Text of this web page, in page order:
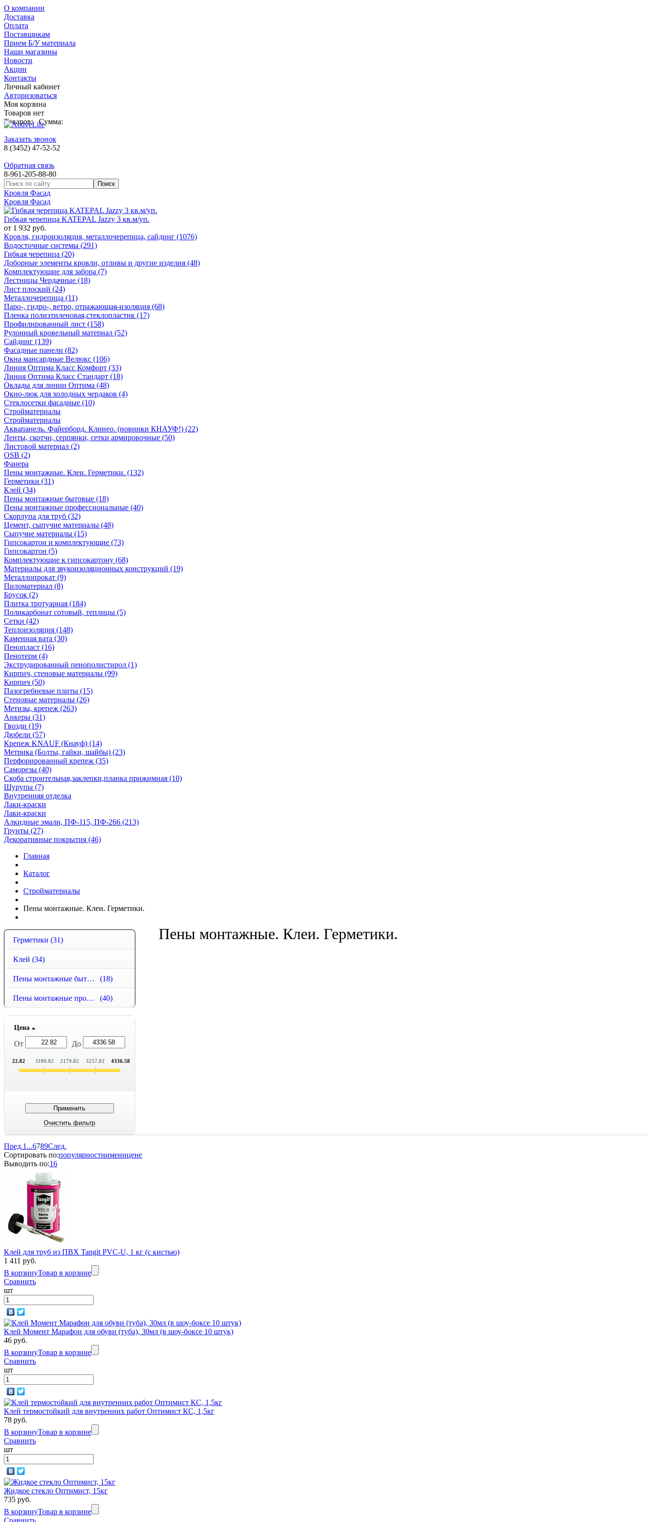
О компании
Доставка
Оплата
Поставщикам
Прием Б/У материала
Наши магазины
Новости
Акции
Контакты
Личный кабинет
Авторизоваться
Моя корзина
Товаров нет
Товаров: Сумма:
Заказать звонок
8 (3452) 47-52-52
Обратная связь
8-961-205-88-80
Кровля Фасад
Кровля Фасад
Гибкая черепица KATEPAL Jazzy 3 кв.м/уп.
от 1 932 руб.
Кровля, гидроизоляция, металлочерепица, сайдинг (1076)
Водосточные системы (291)
Гибкая черепица (20)
Доборные элементы кровли, отливы и другие изделия (48)
Комплектующие для забора (7)
Лестницы Чердачные (18)
Лист плоский (24)
Металлочерепица (11)
Паро-, гидро-, ветро, отражающая-изоляция (68)
Пленка полиэтиленовая,стеклопластик (17)
Профилированный лист (158)
Рулонный кровельный материал (52)
Сайдинг (139)
Фасадные панели (82)
Окна мансардные Велюкс (106)
Линия Оптима Класс Комфорт (33)
Линия Оптима Класс Стандарт (18)
Оклады для линии Оптима (48)
Окно-люк для холодных чердаков (4)
Стеклосетки фасадные (10)
Стройматериалы
Стройматериалы
Аквапанель. Файерборд. Клинео. (новинки КНАУФ!) (22)
Ленты, скотчи, серпянки, сетки армировочные (50)
Листовой материал (2)
OSB (2)
Фанера
Пены монтажные. Клеи. Герметики. (132)
Герметики (31)
Клей (34)
Пены монтажные бытовые (18)
Пены монтажные профессиональные (40)
Скорлупа для труб (32)
Цемент, сыпучие материалы (48)
Сыпучие материалы (15)
Гипсокартон и комплектующие (73)
Гипсокартон (5)
Комплектующие к гипсокартону (68)
Материалы для звукоизоляционных конструкций (19)
Металлопрокат (9)
Пиломатериал (8)
Брусок (2)
Плитка тротуарная (184)
Поликарбонат сотовый, теплицы (5)
Сетки (42)
Теплоизоляция (148)
Каменная вата (30)
Пенопласт (16)
Пенотерм (4)
Экструдированный пенополистирол (1)
Кирпич, стеновые материалы (99)
Кирпич (50)
Пазогребневые плиты (15)
Стеновые материалы (26)
Метизы, крепеж (263)
Анкеры (31)
Гвозди (19)
Дюбели (57)
Крепеж KNAUF (Кнауф) (14)
Метрика (Болты, гайки, шайбы) (23)
Перфорированный крепеж (35)
Саморезы (40)
Скоба строительная,заклепки,планка прижимная (10)
Шурупы (7)
Внутренняя отделка
Лаки-краски
Лаки-краски
Алкидные эмали, ПФ-115, ПФ-266 (213)
Грунты (27)
Декоративные покрытия (46)
Главная
Каталог
Стройматериалы
Пены монтажные. Клеи. Герметики.
Герметики (31)
Клей (34)
Пены монтажные бытовые (18)
Пены монтажные профессиональные (40)
Цена
От До
22.82 1100.82 2179.82 3257.82 4336.58
Пены монтажные. Клеи. Герметики.
Пред.1 ...6789След.
Сортировать по:популярностиименицене
Выводить по:16
Клей для труб из ПВХ Tangit PVC-U, 1 кг (с кистью)
1 411 руб.
В корзинуТовар в корзине
Сравнить
шт
Клей Момент Марафон для обуви (туба), 30мл (в шоу-боксе 10 штук)
46 руб.
В корзинуТовар в корзине
Сравнить
шт
Клей термостойкий для внутренних работ Оптимист КС, 1,5кг
78 руб.
В корзинуТовар в корзине
Сравнить
шт
Жидкое стекло Оптимист, 15кг
735 руб.
В корзинуТовар в корзине
Сравнить